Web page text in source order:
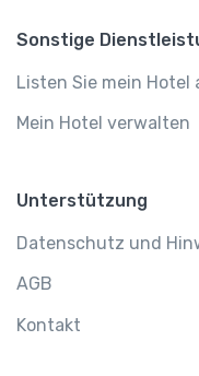
Sonstige
Listen Sie mein Hotel
Mein Hotel verwalten
Unterstützung
Datenschutz und
AGB
Kontakt